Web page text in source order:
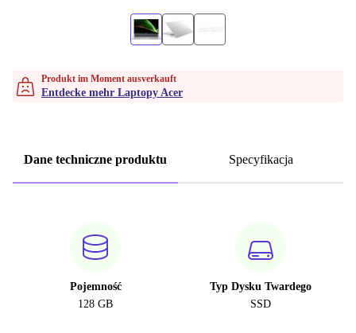
Produkt im Moment ausverkauft
Entdecke mehr Laptopy Acer
Dane techniczne produktu Specyfikacja
Pojemność
128 GB
Typ Dysku Twardego
SSD